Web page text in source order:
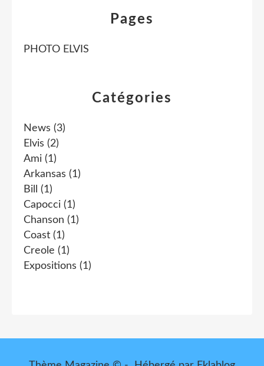
Catégories
News (3)
Elvis (2)
Ami (1)
Arkansas (1)
Bill
(1)
Capocci (1)
Chanson (1)
Coast (1)
Creole (1)
Expositions (1)
Pages
PHOTO ELVIS